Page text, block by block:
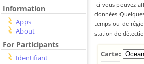
Information
Apps
About
For Participants
Identifiant
Ici vous pouvez
données
temps ou de
station de
Carte: